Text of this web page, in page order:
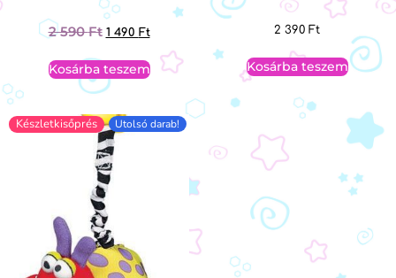
2 590Ft 1 490 Ft
Kosárba teszem
2 390 Ft
Kosárba teszem
Készletkisőprés Utolsó darab!